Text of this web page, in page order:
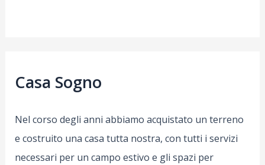
Casa Sogno
Nel corso degli anni abbiamo acquistato un terreno
e costruito una casa tutta nostra, con tutti i servizi
necessari per un campo estivo e gli spazi per